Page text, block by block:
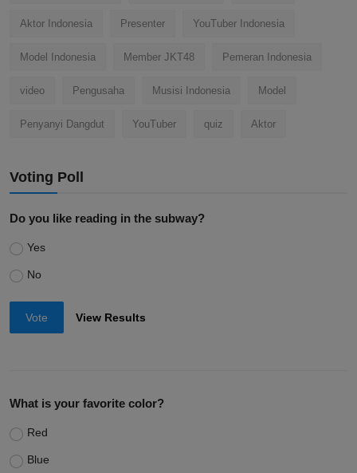
Aktor Indonesia Presenter YouTuber Indonesia
Model Indonesia Member JKT48 Pemeran Indonesia
video Pengusaha Musisi Indonesia Model
Penyanyi Dangdut YouTuber quiz Aktor
Voting Poll
Do you like reading in the subway?
Yes
No
Vote View Results
What is your favorite color?
Red
Blue